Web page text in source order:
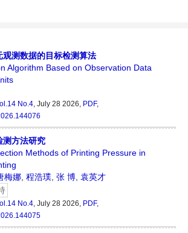
观测数据的目标检测算法
Algorithm Based on Observation Data
No.4 , July 28 2026, PDF,
测方法研究
Methods of Printing Pressure in
梅娜 程浩璞 张 博 袁英才
No.4 , July 28 2026, PDF,